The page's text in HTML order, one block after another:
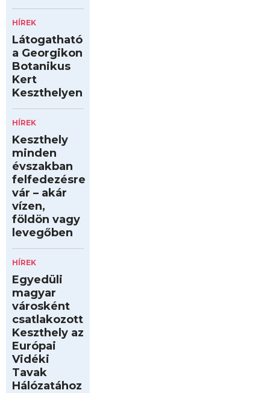
HÍREK
Látogatható
a Georgikon
Botanikus
Kert
Keszthelyen
HÍREK
Keszthely
minden
évszakban
felfedezésre
vár – akár
vízen,
földön vagy
levegőben
HÍREK
Egyedüli
magyar
városként
csatlakozott
Keszthely az
Európai
Vidéki
Tavak
Hálózatához